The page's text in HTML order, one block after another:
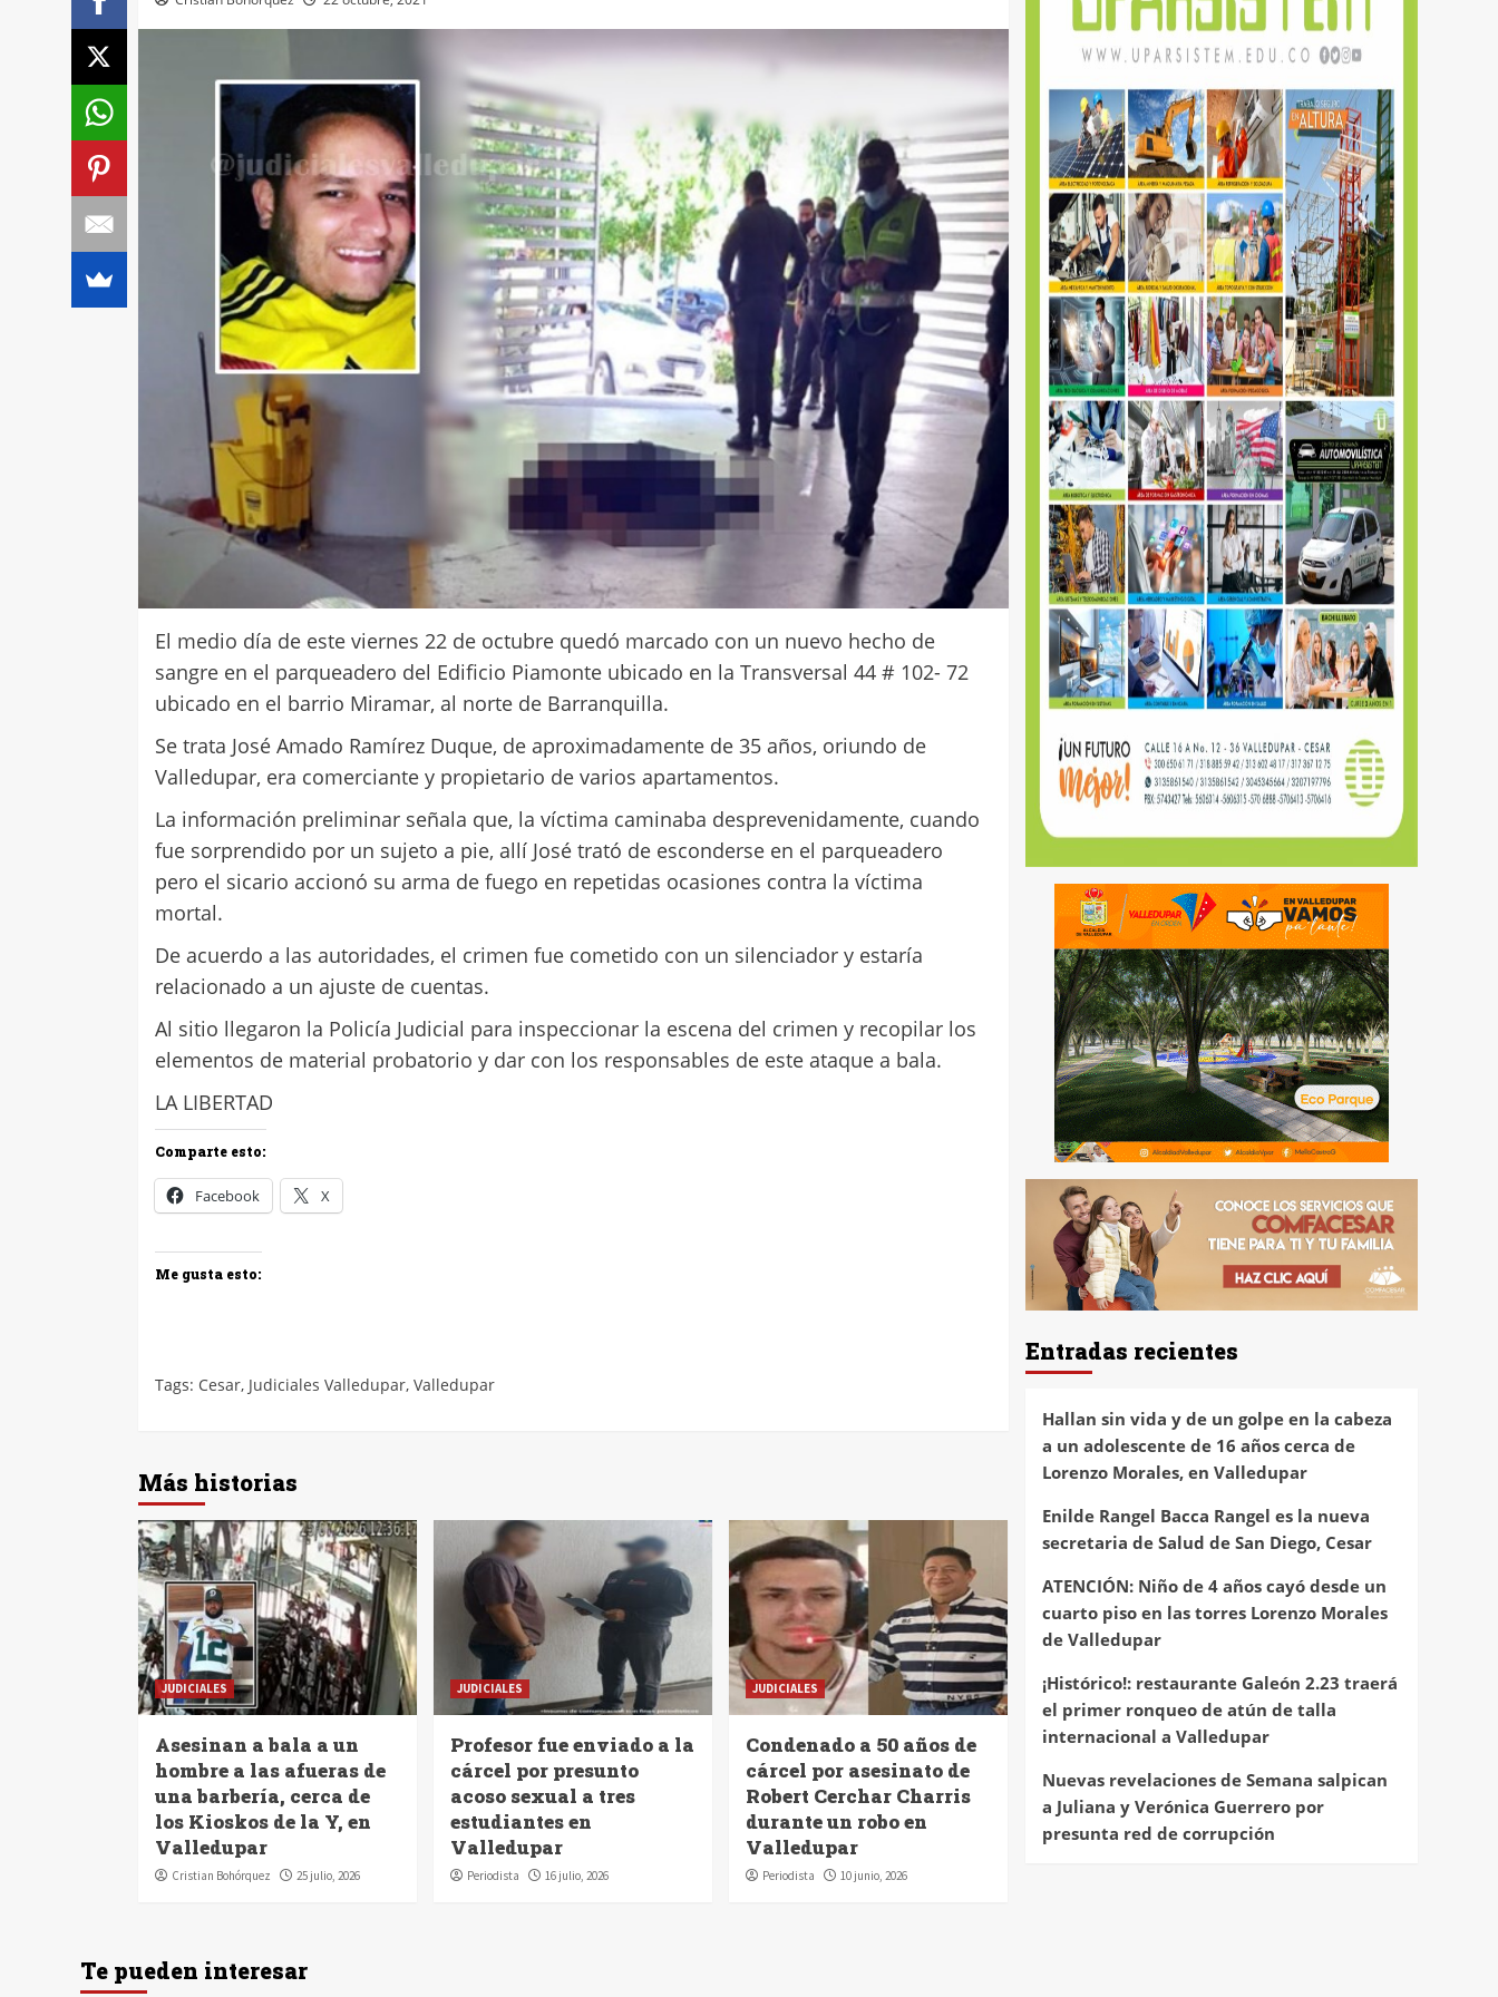
El medio día de este viernes 22 de octubre quedó marcado con un nuevo hecho de
sangre en el parqueadero del Edificio Piamonte ubicado en la Transversal 44 # 102- 72
ubicado en el barrio Miramar, al norte de Barranquilla.
Se trata José Amado Ramírez Duque, de aproximadamente de 35 años, oriundo de
Valledupar, era comerciante y propietario de varios apartamentos.
La información preliminar señala que, la víctima caminaba desprevenidamente, cuando
fue sorprendido por un sujeto a pie, allí José trató de esconderse en el parqueadero
pero el sicario accionó su arma de fuego en repetidas ocasiones contra la víctima
mortal.
De acuerdo a las autoridades, el crimen fue cometido con un silenciador y estaría
relacionado a un ajuste de cuentas.
Al sitio llegaron la Policía Judicial para inspeccionar la escena del crimen y recopilar los
elementos de material probatorio y dar con los responsables de este ataque a bala.
LA LIBERTAD
Comparte esto:
Facebook X
Me gusta esto:
Tags: Cesar, Judiciales Valledupar, Valledupar
Más historias
JUDICIALES
Asesinan a bala a un
hombre a las afueras de
una barbería, cerca de
los Kioskos de la Y, en
Valledupar
Cristian Bohórquez 25 julio, 2026
JUDICIALES
Profesor fue enviado a la
cárcel por presunto
acoso sexual a tres
estudiantes en
Valledupar
Periodista 16 julio, 2026
JUDICIALES
Condenado a 50 años de
cárcel por asesinato de
Robert Cerchar Charris
durante un robo en
Valledupar
Periodista 10 junio, 2026
Entradas recientes
Hallan sin vida y de un golpe en la cabeza
a un adolescente de 16 años cerca de
Lorenzo Morales, en Valledupar
Enilde Rangel Bacca Rangel es la nueva
secretaria de Salud de San Diego, Cesar
ATENCIÓN: Niño de 4 años cayó desde un
cuarto piso en las torres Lorenzo Morales
de Valledupar
¡Histórico!: restaurante Galeón 2.23 traerá
el primer ronqueo de atún de talla
internacional a Valledupar
Nuevas revelaciones de Semana salpican
a Juliana y Verónica Guerrero por
presunta red de corrupción
Te pueden interesar